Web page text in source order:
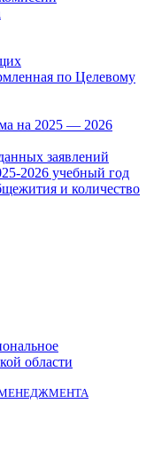
по Целевому
на 2025 — 2026
заявлений
2026 учебный год
и количество
области